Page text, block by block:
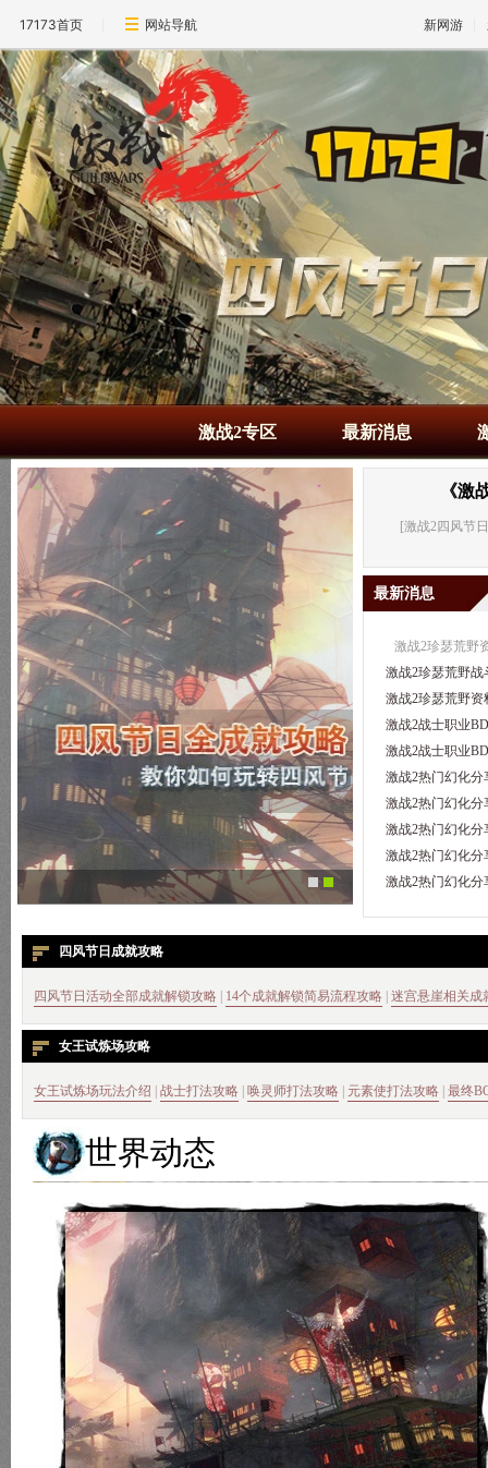
17173首页 网站导航 新网游
激战2专区 最新消息
《激
[激战2四风节
最新消息
激战2珍瑟荒野
激战2珍瑟荒野
激战2珍瑟荒野
激战2战士职业
激战2战士职业
激战2热门幻化
激战2热门幻化
激战2热门幻化
激战2热门幻化
激战2热门幻化
四风节日成就攻略
四风节日活动全部成就解锁攻略 14个成就解锁简易流程攻略 迷宫悬崖相关成
女王试炼场攻略
女王试炼场玩法介绍 战士打法攻略 唤灵师打法攻略 元素使打法攻略 最终
世界动态